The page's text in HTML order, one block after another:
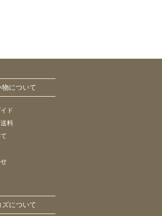
物について
ド
料
ズについて